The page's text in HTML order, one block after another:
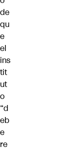
de
qu
e
el
ins
tit
ut
o
“d
eb
e
re